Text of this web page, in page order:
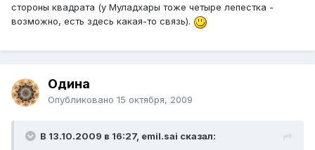
стороны квадрата (у Муладхары тоже четыре лепестка -
возможно, есть здесь какая-то связь).
Одина
Опубликовано 15 октября, 2009
В 13.10.2009 в 16:27, emil.sai сказал: